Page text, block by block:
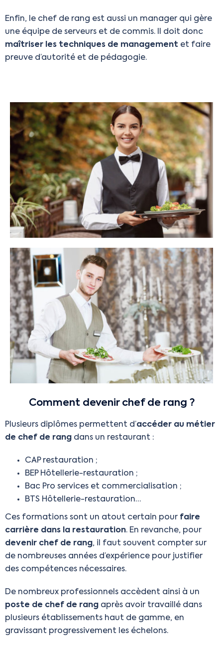
Enfin, le chef de rang est aussi un manager qui gère
une équipe de serveurs et de commis. Il doit donc
maîtriser les techniques de management et faire
preuve d’autorité et de pédagogie.
Comment devenir chef de rang ?
Plusieurs diplômes permettent d’accéder au métier
de chef de rang dans un restaurant :
CAP restauration ;
BEP Hôtellerie-restauration ;
Bac Pro services et commercialisation ;
BTS Hôtellerie-restauration…
Ces formations sont un atout certain pour faire
carrière dans la restauration. En revanche, pour
devenir chef de rang, il faut souvent compter sur
de nombreuses années d’expérience pour justifier
des compétences nécessaires.
De nombreux professionnels accèdent ainsi à un
poste de chef de rang après avoir travaillé dans
plusieurs établissements haut de gamme, en
gravissant progressivement les échelons.